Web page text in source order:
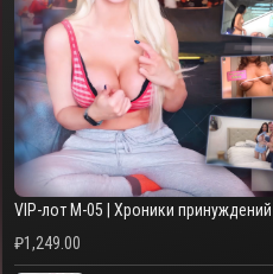
VIP-лот M-05 | Хроники
₽1,249.00